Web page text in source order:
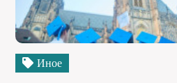
Иное